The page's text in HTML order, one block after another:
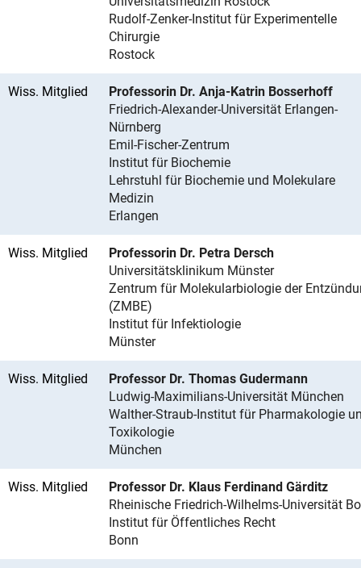
Rudolf-Zenker-Institut für Experimentelle
Chirurgie
Rostock
Wiss. Mitglied
Professorin Dr. Anja-Katrin Bosserhoff
Friedrich-Alexander-Universität Erlangen-
Nürnberg
Emil-Fischer-Zentrum
Institut für Biochemie
Lehrstuhl für Biochemie und Molekulare
Medizin
Erlangen
Wiss. Mitglied
Professorin Dr. Petra Dersch
Universitätsklinikum Münster
Zentrum für Molekularbiologie der
(ZMBE)
Institut für Infektiologie
Münster
Wiss. Mitglied
Professor Dr. Thomas Gudermann
Ludwig-Maximilians-Universität München
Walther-Straub-Institut für Pharmakologie
Toxikologie
München
Wiss. Mitglied
Professor Dr. Klaus Ferdinand Gärditz
Rheinische Friedrich-Wilhelms-Universität
Institut für Öffentliches Recht
Bonn